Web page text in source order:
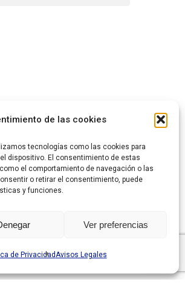
de las cookies
tecnologías como las cookies para
dispositivo. El consentimiento de estas
el comportamiento de navegación o las
o retirar el consentimiento, puede
y funciones.
Ver preferencias
de PrivacidadAvisos Legales
wp-
Lista-Grantesgrima-